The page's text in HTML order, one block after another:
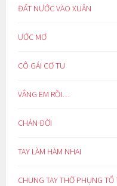
ĐẤT NƯỚC VÀO XUÂN
ƯỚC MƠ
CÔ GÁI CƠ TU
VẮNG EM RỒI…
CHÁN ĐỜI
TAY LÀM HÀM NHAI
CHUNG TAY THỜ PHỤNG TỔ